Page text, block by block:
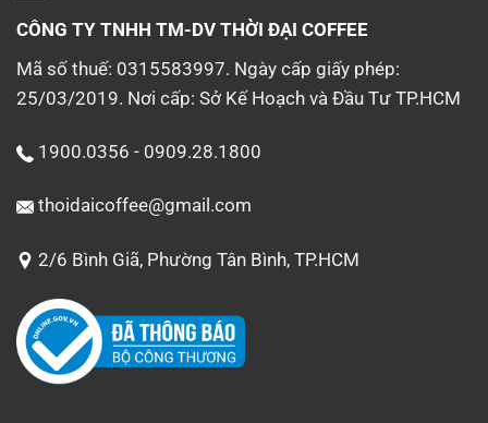
CÔNG TY TNHH TM-DV THỜI ĐẠI COFFEE
Mã số thuế: 0315583997. Ngày cấp giấy phép:
25/03/2019. Nơi cấp: Sở Kế Hoạch và Đầu Tư TP.HCM
1900.0356 - 0909.28.1800
thoidaicoffee@gmail.com
2/6 Bình Giã, Phường Tân Bình, TP.HCM